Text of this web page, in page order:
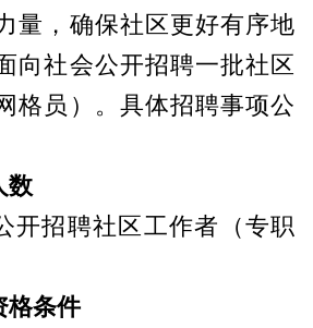
量，确保社区更好有序地
向社会公开招聘一批社区
格员）。具体招聘事项公
数
开招聘社区工作者（专职
格条件